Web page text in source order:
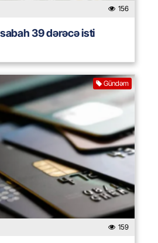
156
39 dərəcə isti
Gündəm
159